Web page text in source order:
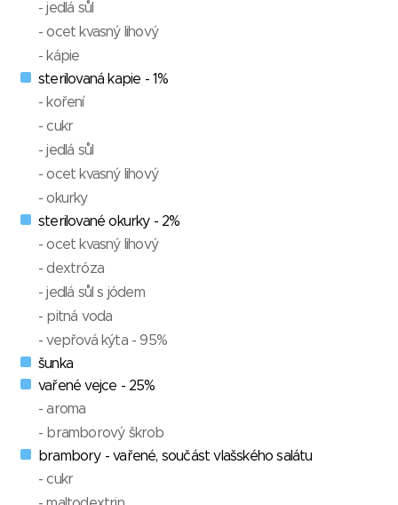
- jedlá sůl
- ocet kvasný lihový
- kápie
sterilovaná kapie - 1%
- koření
- cukr
- jedlá sůl
- ocet kvasný lihový
- okurky
sterilované okurky - 2%
- ocet kvasný lihový
- dextróza
- jedlá sůl s jódem
- pitná voda
- vepřová kýta - 95%
šunka
vařené vejce - 25%
- aroma
- bramborový škrob
brambory - vařené, součást vlašského salátu
- cukr